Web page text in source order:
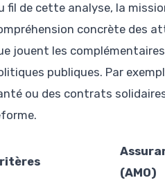
fil de cette analyse, la
concrète des
jouent les
publiques. Par
ou des contrats
(AMO)